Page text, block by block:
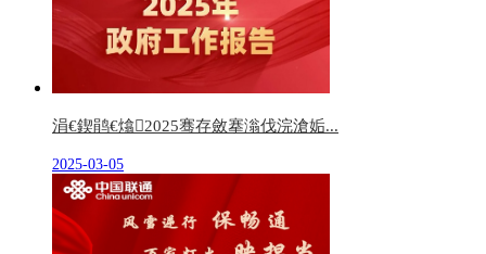
涓€鍥鹃€熻2025骞存斂搴滃伐浣滄姤...
2025-03-05